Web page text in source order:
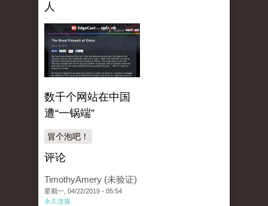
人
数千个网站在中国
遭“一锅端”
冒个泡吧！
评论
TimothyAmery (未验证)
星期一, 04/22/2019 - 05:54
永久连接